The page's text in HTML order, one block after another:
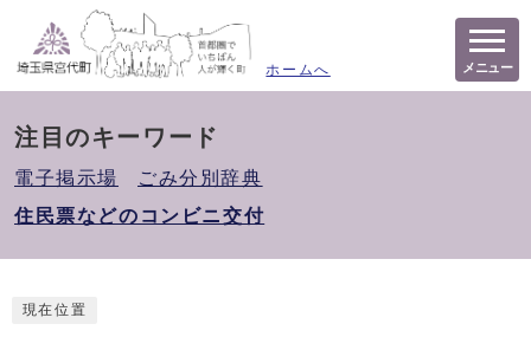
ホームへ メニュー
注目のキーワード
電子掲示場
ごみ分別辞典
住民票などのコンビニ交付
現在位置